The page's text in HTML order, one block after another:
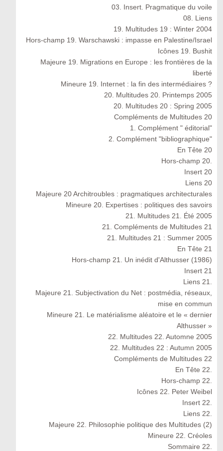
03. Insert. Pragmatique du voile
08. Liens
19. Multitudes 19 : Winter 2004
Hors-champ 19. Warschawski : impasse en Palestine/Israel
Icônes 19. Bushit
Majeure 19. Migrations en Europe : les frontières de la
liberté
Mineure 19. Internet : la fin des intermédiaires ?
20. Multitudes 20. Printemps 2005
20. Multitudes 20 : Spring 2005
Compléments de Multitudes 20
1. Complément " éditorial"
2. Complément "bibliographique"
En Tête 20
Hors-champ 20.
Insert 20
Liens 20
Majeure 20 Architroubles : pragmatiques architecturales
Mineure 20. Expertises : politiques des savoirs
21. Multitudes 21. Été 2005
21. Compléments de Multitudes 21
21. Multitudes 21 : Summer 2005
En Tête 21
Hors-champ 21. Un inédit d'Althusser (1986)
Insert 21
Liens 21.
Majeure 21. Subjectivation du Net : postmédia, réseaux,
mise en commun
Mineure 21. Le matérialisme aléatoire et le « dernier
Althusser »
22. Multitudes 22. Automne 2005
22. Multitudes 22 : Autumn 2005
Compléments de Multitudes 22
En Tête 22.
Hors-champ 22.
Icônes 22. Peter Weibel
Insert 22.
Liens 22.
Majeure 22. Philosophie politique des Multitudes (2)
Mineure 22. Créoles
Sommaire 22.